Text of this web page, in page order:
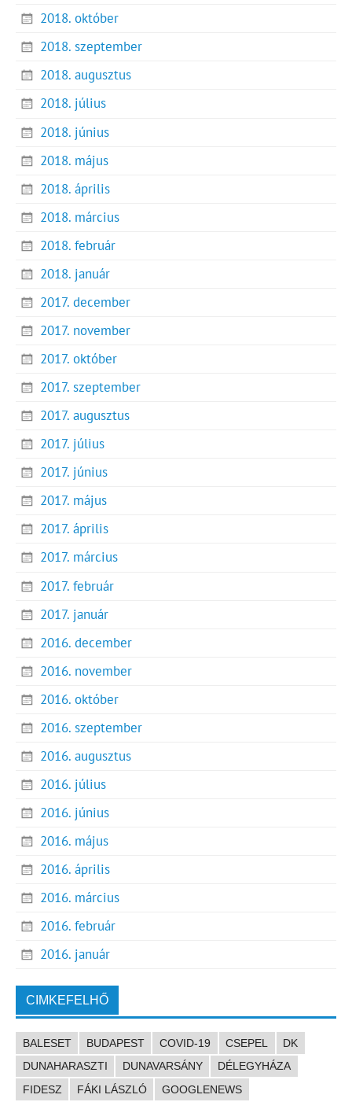
2018. október
2018. szeptember
2018. augusztus
2018. július
2018. június
2018. május
2018. április
2018. március
2018. február
2018. január
2017. december
2017. november
2017. október
2017. szeptember
2017. augusztus
2017. július
2017. június
2017. május
2017. április
2017. március
2017. február
2017. január
2016. december
2016. november
2016. október
2016. szeptember
2016. augusztus
2016. július
2016. június
2016. május
2016. április
2016. március
2016. február
2016. január
CIMKEFELHŐ
BALESET BUDAPEST COVID-19 CSEPEL
DK
DUNAHARASZTI
DUNAVARSÁNY
DÉLEGYHÁZA
FIDESZ
FÁKI LÁSZLÓ
GOOGLENEWS